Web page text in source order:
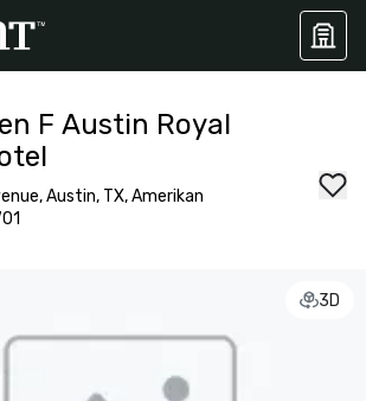
F Austin Royal
Austin, TX, Amerikan
3D